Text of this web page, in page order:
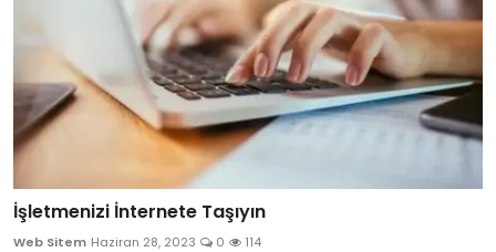
İşletmenizi İnternete Taşıyın
Web Sitem Haziran 28, 2023 0 114